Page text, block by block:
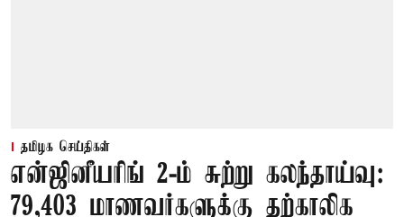
தமிழக செய்திகள்
என்ஜினீயரிங் 2-ம் சுற்று கலந்தாய்வு:
79,403 மாணவர்களுக்கு தற்காலிக